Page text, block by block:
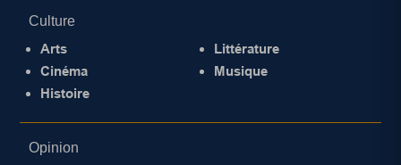
Culture
Arts
Cinéma
Histoire
Littérature
Musique
Opinion